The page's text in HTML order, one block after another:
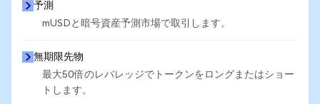
予測
mUSDと暗号資産予測市場で取引します。
無期限先物
最大50倍のレバレッジでトークンをロングまたはショー
トします。